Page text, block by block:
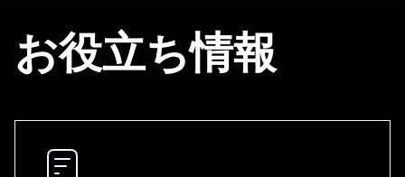
お役立ち情報